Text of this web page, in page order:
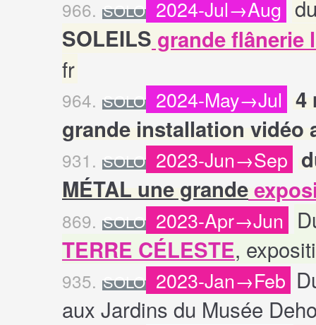
966. SOLO 2024-Jul→Aug
SOLEILS grande flânerie
fr
964. SOLO 2024-May→Jul 4
grande installation vidéo
931. SOLO 2023-Jun→Sep
MÉTAL une grande
869. SOLO 2023-Apr→Jun
TERRE CÉLESTE,
935. SOLO 2023-Jan→Feb
aux Jardins du Musée